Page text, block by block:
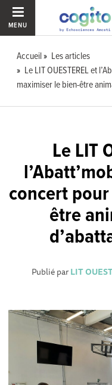
MENU
Accueil
Les articles
Le LIT OUESTEREL et
maximiser le bien-être
Le LIT
concert
être
Publié parLIT